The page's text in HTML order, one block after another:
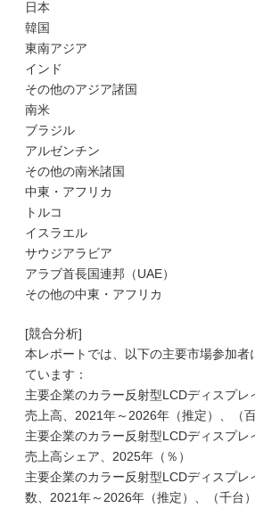
日本
韓国
東南アジア
インド
その他のアジア諸国
南米
ブラジル
アルゼンチン
その他の南米諸国
中東・アフリカ
トルコ
イスラエル
サウジアラビア
アラブ首長国連邦（UAE）
その他の中東・アフリカ
[競合分析]
本レポートでは、以下の主要市場参加者
ています：
主要企業のカラー反射型LCDディスプレ
売上高、2021年～2026年（推定）、（百
主要企業のカラー反射型LCDディスプレ
売上高シェア、2025年（％）
主要企業のカラー反射型LCDディスプレ
数、2021年～2026年（推定）、（千台）